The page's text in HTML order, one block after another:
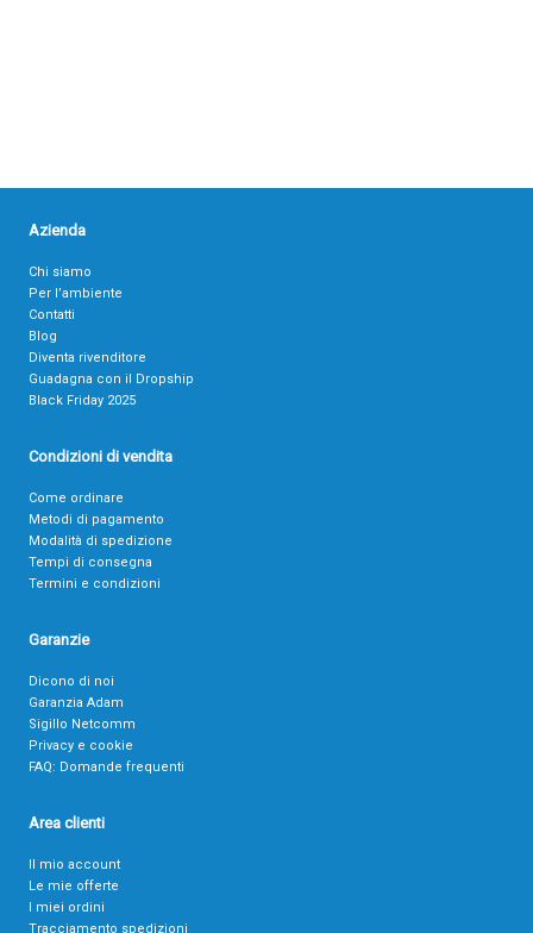
Azienda
Chi siamo
Per l’ambiente
Contatti
Blog
Diventa rivenditore
Guadagna con il Dropship
Black Friday 2025
Condizioni di vendita
Come ordinare
Metodi di pagamento
Modalità di spedizione
Tempi di consegna
Termini e condizioni
Garanzie
Dicono di noi
Garanzia Adam
Sigillo Netcomm
Privacy e cookie
FAQ: Domande frequenti
Area clienti
Il mio account
Le mie offerte
I miei ordini
Tracciamento spedizioni